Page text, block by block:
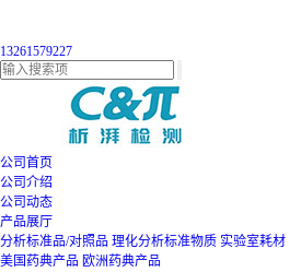
13261579227
公司首页
公司介绍
公司动态
产品展厅
分析标准品/对照品 理化分析标准物质 实验室耗材
美国药典产品 欧洲药典产品